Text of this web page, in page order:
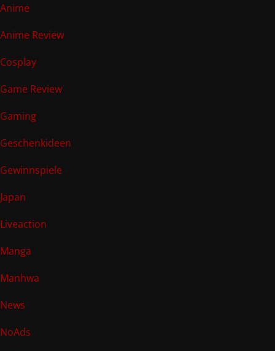
Anime
Anime Review
Cosplay
Game Review
Gaming
Geschenkideen
Gewinnspiele
Japan
Liveaction
Manga
Manhwa
News
NoAds